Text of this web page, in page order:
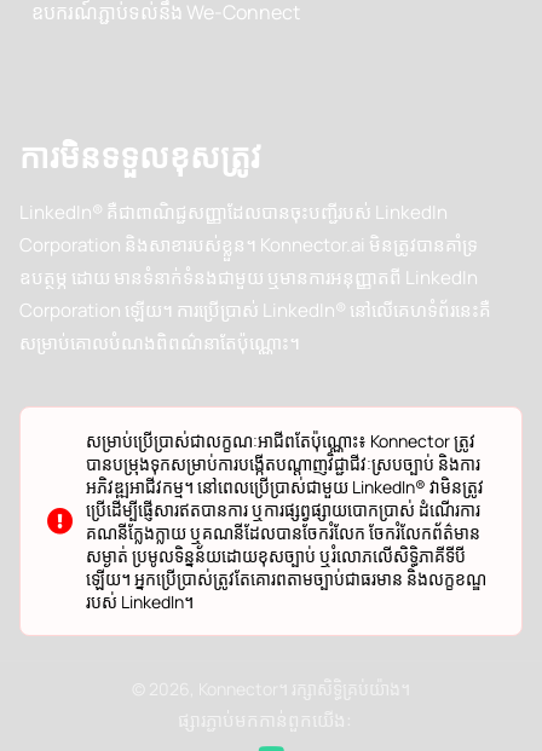
ឧបករណ៍ភ្ជាប់ទល់នឹង Octopus CRM
ការមិនទទួលខុសត្រូវ
LinkedIn® គឺជាពាណិជ្ជសញ្ញាដែលបានចុះបញ្ជីរបស់ LinkedIn
Corporation និងសាខារបស់ខ្លួន។ Konnector.ai មិនត្រូវបានគាំទ្រ
សម្រាប់គោលបំណងពិពណ៌នាតែប៉ុណ្ណោះ។
សម្រាប់ប្រើប្រាស់ជាលក្ខណៈអាជីពតែប៉ុណ្ណោះ៖ Konnector ត្រូវ
បានបម្រុងទុកសម្រាប់ការបង្កើតបណ្តាញវិជ្ជាជីវៈស្របច្បាប់ និងការ
អភិវឌ្ឍអាជីវកម្ម។ នៅពេលប្រើប្រាស់ជាមួយ LinkedIn® វាមិនត្រូវ
ប្រើដើម្បីផ្ញើសារឥតបានការ ឬការផ្សព្វផ្សាយបោកប្រាស់ ដំណើរការ
សម្ងាត់ ប្រមូលទិន្នន័យដោយខុសច្បាប់ ឬរំលោភលើសិទ្ធិភាគីទីបី